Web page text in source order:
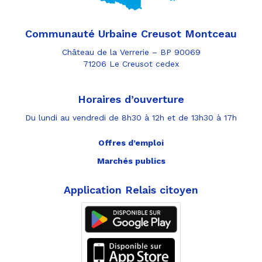
Communauté Urbaine Creusot Montceau
Château de la Verrerie – BP 90069
71206 Le Creusot cedex
Horaires d’ouverture
Du lundi au vendredi de 8h30 à 12h et de 13h30 à 17h
Offres d’emploi
Marchés publics
Application Relais citoyen